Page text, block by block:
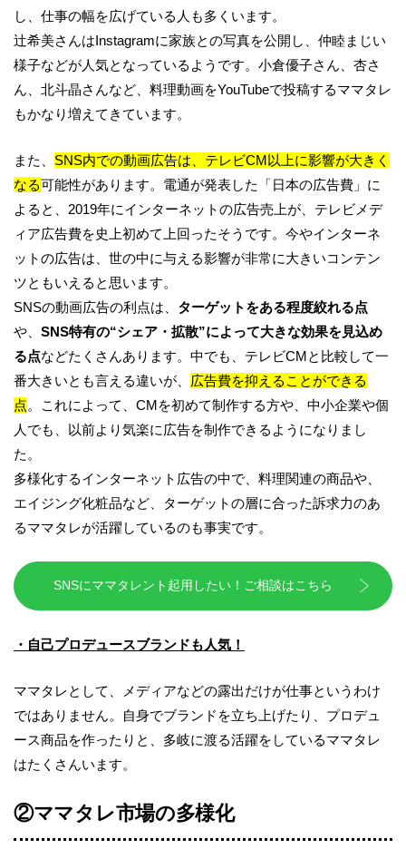
し、仕事の幅を広げている人も多くいます。
辻希美さんはInstagramに家族との写真を公開し、仲睦まじい
様子などが人気となっているようです。小倉優子さん、杏さ
ん、北斗晶さんなど、料理動画をYouTubeで投稿するママタレ
もかなり増えてきています。
また、 SNS内での動画広告は、テレビCM以上に影響が大きく
なる可能性があります。電通が発表した「日本の広告費」に
よると、2019年にインターネットの広告売上が、テレビメデ
ィア広告費を史上初めて上回ったそうです。今やインターネ
ットの広告は、世の中に与える影響が非常に大きいコンテン
ツともいえると思います。
SNSの動画広告の利点は、 ターゲットをある程度絞れる点
や、 SNS特有の“シェア・拡散”によって大きな効果を見込め
る点などたくさんあります。中でも、テレビCMと比較して一
番大きいとも言える違いが、 広告費を抑えることができる
点。これによって、CMを初めて制作する方や、中小企業や個
人でも、以前より気楽に広告を制作できるようになりまし
た。
多様化するインターネット広告の中で、料理関連の商品や、
エイジング化粧品など、ターゲットの層に合った訴求力のあ
るママタレが活躍しているのも事実です。
SNSにママタレント起用したい！ご相談はこちら
・自己プロデュースブランドも人気！
ママタレとして、メディアなどの露出だけが仕事というわけ
ではありません。自身でブランドを立ち上げたり、プロデュ
ース商品を作ったりと、多岐に渡る活躍をしているママタレ
はたくさんいます。
②ママタレ市場の多様化